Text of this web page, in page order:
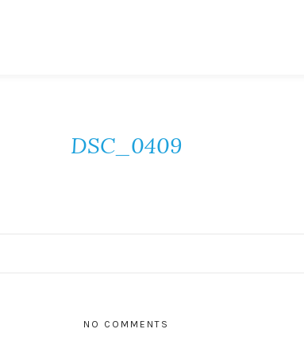
DSC_0409
NO COMMENTS